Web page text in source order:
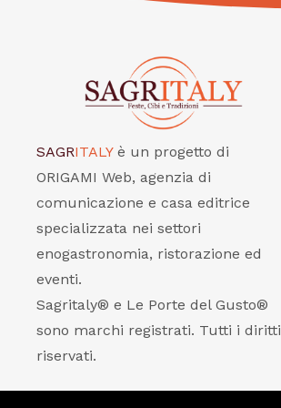
SAGRITALY è un progetto di
ORIGAMI Web, agenzia di
comunicazione e casa editrice
specializzata nei settori
enogastronomia, ristorazione ed
eventi.
Sagritaly® e Le Porte del Gusto®
sono marchi registrati. Tutti i diritti
riservati.